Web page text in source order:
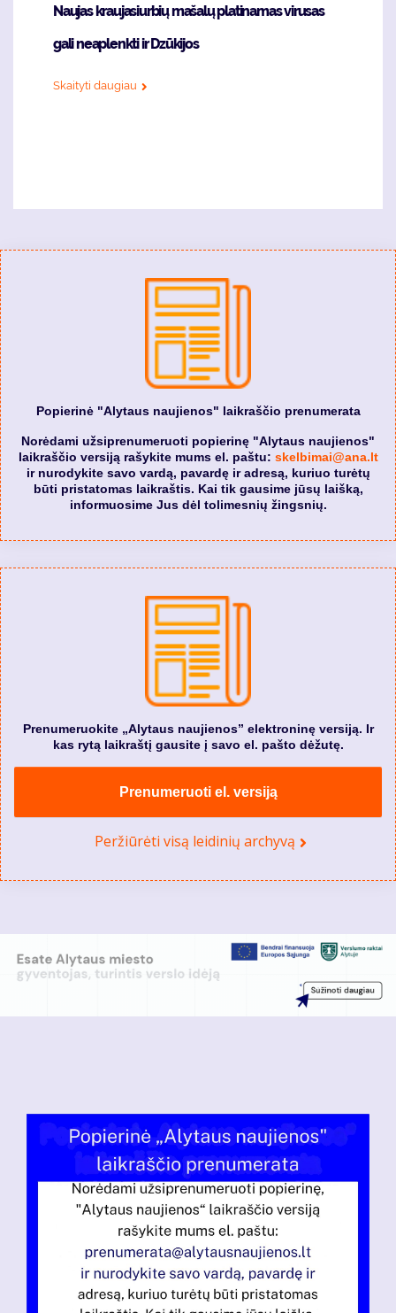
Naujas kraujasiurbių mašalų platinamas virusas
gali neaplenkti ir Dzūkijos
Skaityti daugiau
Popierinė "Alytaus naujienos" laikraščio prenumerata
Norėdami užsiprenumeruoti popierinę "Alytaus naujienos"
laikraščio versiją rašykite mums el. paštu: skelbimai@ana.lt
ir nurodykite savo vardą, pavardę ir adresą, kuriuo turėtų
būti pristatomas laikraštis. Kai tik gausime jūsų laišką,
informuosime Jus dėl tolimesnių žingsnių.
Prenumeruokite „Alytaus naujienos” elektroninę versiją. Ir
kas rytą laikraštį gausite į savo el. pašto dėžutę.
Prenumeruoti el. versiją
Peržiūrėti visą leidinių archyvą